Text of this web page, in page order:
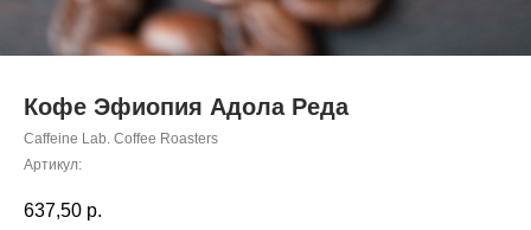
Кофе Эфиопия Адола Реда
Caffeine Lab. Coffee Roasters
Артикул:
637,50 р.